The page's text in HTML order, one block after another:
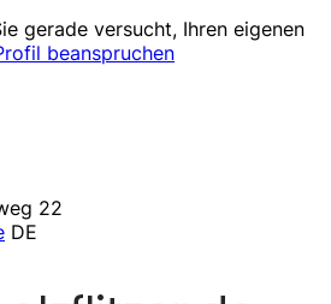
gerade versucht, Ihren eigenen
beanspruchen
22
DE